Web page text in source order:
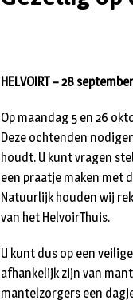
HELVOIRT – 28
Op maandag 5 en 26
Deze ochtenden
houdt. U kunt vragen
een praatje maken met
Natuurlijk houden wij
van het HelvoirThuis.
U kunt dus op een
afhankelijk zijn van
mantelzorgers een